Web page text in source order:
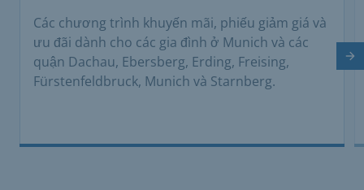
Các chương trình khuyến mãi, phiếu giảm giá và
ưu đãi dành cho các gia đình ở Munich và các
quận Dachau, Ebersberg, Erding, Freising,
Fürstenfeldbruck, Munich và Starnberg.